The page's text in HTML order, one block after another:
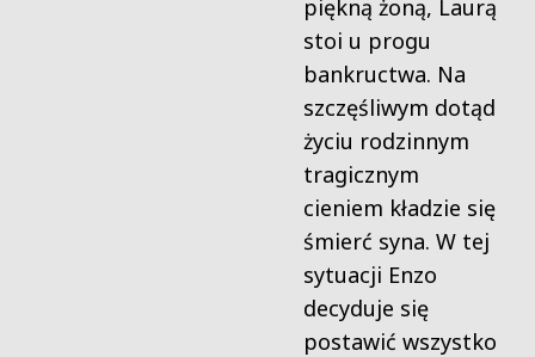
piękną żoną, Laurą
stoi u progu
bankructwa. Na
szczęśliwym dotąd
życiu rodzinnym
tragicznym
cieniem kładzie się
śmierć syna. W tej
sytuacji Enzo
decyduje się
postawić wszystko